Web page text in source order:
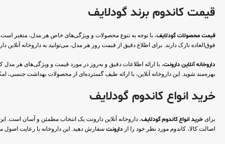
قیمت کاندوم برند گودلایف
قیمت محصولات گودلایف، با توجه به تنوع محصولات و ویژگی‌های خاص هر مدل، متغیر
فوق‌العاده نازک دارند. برای اطلاع دقیق از قیمت روز هر مدل، می‌توانید به داروخانه
داروخانه آنلاین دارونت، با ارائه اطلاعات دقیق و به‌روز در مورد قیمت و ویژگی‌های هر مدل
بهره‌مند شوید. این داروخانه آنلاین، با ارائه طیف گسترده‌ای از محصولات بهداشت جنسی،
خرید انواع کاندوم گودلایف
برای خرید انواع کاندوم گودلایف، داروخانه آنلاین دارونت یک انتخاب مطمئن و آسان است.
اصالت کالا، کاندوم مورد نظر خود را از دارونت سفارش دهید. این داروخانه با رعایت اصول